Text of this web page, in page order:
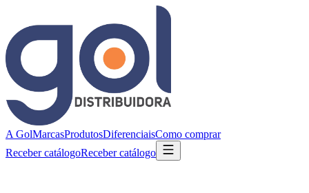
A GolMarcasProdutosDiferenciaisComo comprar
Receber catálogoReceber catálogo